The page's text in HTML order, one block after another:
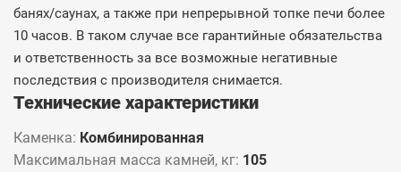
банях/саунах, а также при непрерывной топке печи более
10 часов. В таком случае все гарантийные обязательства
и ответственность за все возможные негативные
последствия с производителя снимается.
Технические характеристики
Каменка: Комбинированная
Максимальная масса камней, кг: 105